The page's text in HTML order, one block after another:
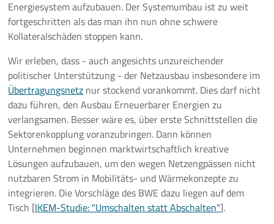
Mehr
Energiesystem aufzubauen. Der Systemumbau ist zu weit
fortgeschritten als das man ihn nun ohne schwere
Kollateralschäden stoppen kann.
Wir erleben, dass - auch angesichts unzureichender
politischer Unterstützung - der Netzausbau insbesondere im
Übertragungsnetz nur stockend vorankommt. Dies darf nicht
dazu führen, den Ausbau Erneuerbarer Energien zu
verlangsamen. Besser wäre es, über erste Schnittstellen die
Sektorenkopplung voranzubringen. Dann können
Unternehmen beginnen marktwirtschaftlich kreative
Lösungen aufzubauen, um den wegen Netzengpässen nicht
nutzbaren Strom in Mobilitäts- und Wärmekonzepte zu
integrieren. Die Vorschläge des BWE dazu liegen auf dem
Tisch [IKEM-Studie: "Umschalten statt Abschalten"].